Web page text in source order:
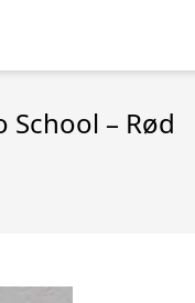
School – Rød